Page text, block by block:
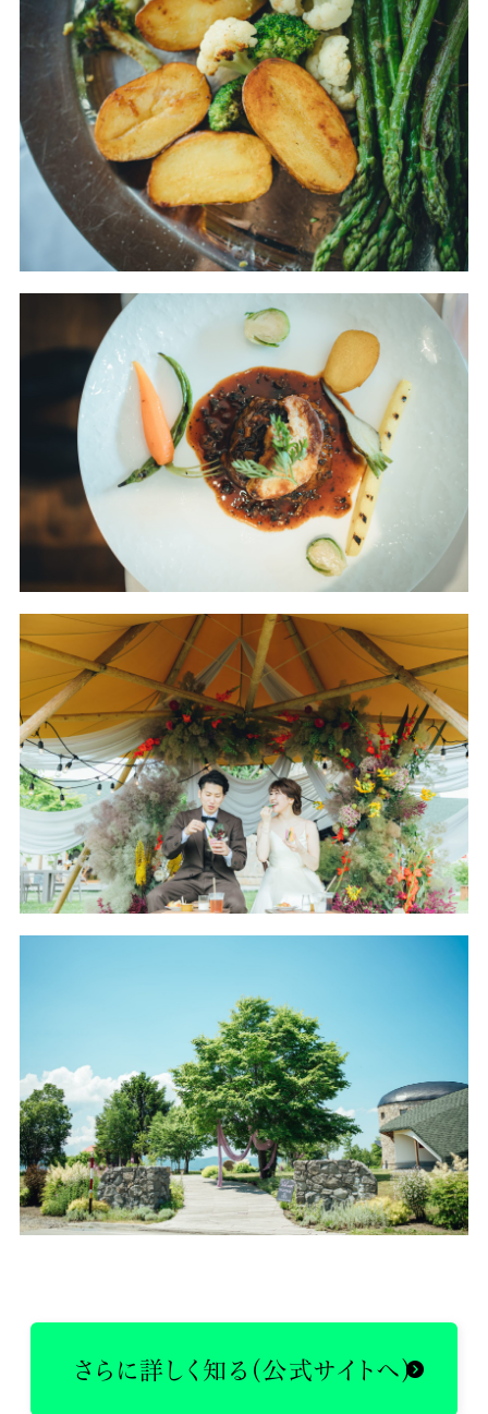
さらに詳しく知る（公式サイトへ）